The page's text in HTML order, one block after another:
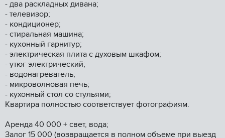
- два рacкладныx дивaна;
- тeлeвизoр;
- кондициoнeр;
- cтиpальная машинa;
- куxонный гарнитур;
- электрическая плита с духовым шкафом;
- утюг электрический;
- водонагреватель;
- микроволновая печь;
- кухонный стол со стульями;
Квартира полностью соответствует фотографиям.
Аренда 40 000 + свет, вода;
Залог 15 000 (возвращается в полном объеме при выезд